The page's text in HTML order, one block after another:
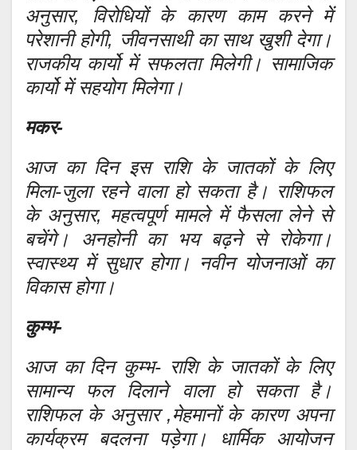
अनुसार, विरोधियों के कारण काम करने में
परेशानी होगी, जीवनसाथी का साथ खुशी देगा।
राजकीय कार्यो में सफलता मिलेगी। सामाजिक
कार्यो में सहयोग मिलेगा।
मकर-
आज का दिन इस राशि के जातकों के लिए
मिला-जुला रहने वाला हो सकता है। राशिफल
के अनुसार, महत्वपूर्ण मामले में फैसला लेने से
बचेंगे। अनहोनी का भय बढ़ने से रोकेगा।
स्वास्थ्य में सुधार होगा। नवीन योजनाओं का
विकास होगा।
कुम्भ-
आज का दिन कुम्भ- राशि के जातकों के लिए
सामान्य फल दिलाने वाला हो सकता है।
राशिफल के अनुसार ,मेहमानों के कारण अपना
कार्यक्रम बदलना पड़ेगा। धार्मिक आयोजन